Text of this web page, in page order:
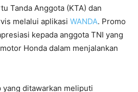
Tanda Anggota (KTA) dan
melalui aplikasi WANDA. Promo
kepada anggota TNI yang
Honda dalam menjalankan
yang ditawarkan meliputi